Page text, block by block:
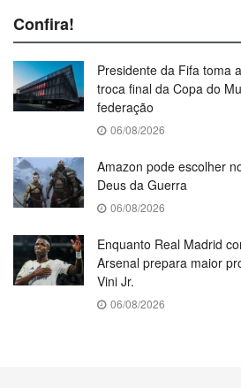
Confira!
Presidente da Fifa toma
troca final da Copa do
federação
06/08/2026
Amazon pode escolher
Deus da Guerra
06/08/2026
Enquanto Real Madrid
Arsenal prepara maior
Vini Jr.
06/08/2026